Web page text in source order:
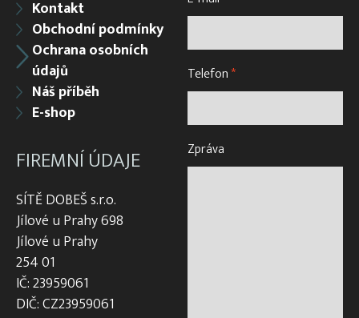
Kontakt
Obchodní podmínky
Ochrana osobních
údajů
Náš příběh
E-shop
FIREMNÍ ÚDAJE
SÍTĚ DOBEŠ s.r.o.
Jílové u Prahy 698
Jílové u Prahy
254 01
IČ: 23959061
DIČ: CZ23959061
Telefon*
Zpráva